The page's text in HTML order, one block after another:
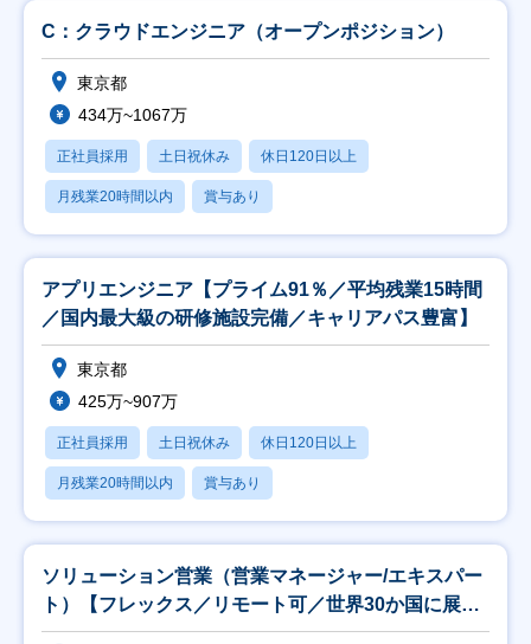
C：クラウドエンジニア（オープンポジション）
東京都
434万~1067万
正社員採用 土日祝休み 休日120日以上
月残業20時間以内 賞与あり
アプリエンジニア【プライム91％／平均残業15時間
／国内最大級の研修施設完備／キャリアパス豊富】
東京都
425万~907万
正社員採用 土日祝休み 休日120日以上
月残業20時間以内 賞与あり
ソリューション営業（営業マネージャー/エキスパー
ト）【フレックス／リモート可／世界30か国に展
開】